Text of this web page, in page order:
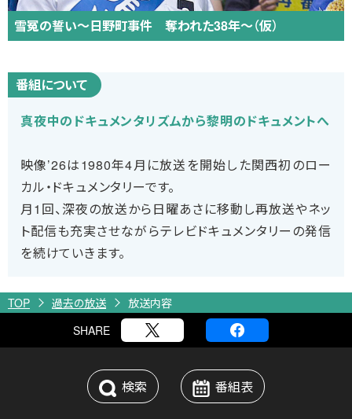
雪冤の誓い～日野町事件 奪われた38年～（仮）
番組について
真夜中のドキュメンタリズムから黎明のドキュメントへ
映像’26は1980年4月に放送を開始した関西初のロー
カル・ドキュメンタリーです。
月1回、深夜の放送から日曜あさに移動し再放送やネッ
ト配信も充実させながらテレビドキュメンタリーの発信
を続けていきます。
TOP 過去の放送
放送内容
SHARE
検索 番組表